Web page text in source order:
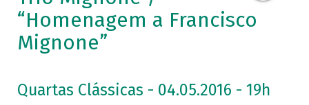
“Homenagem a Francisco
Mignone”
Quartas Clássicas - 04.05.2016 - 19h